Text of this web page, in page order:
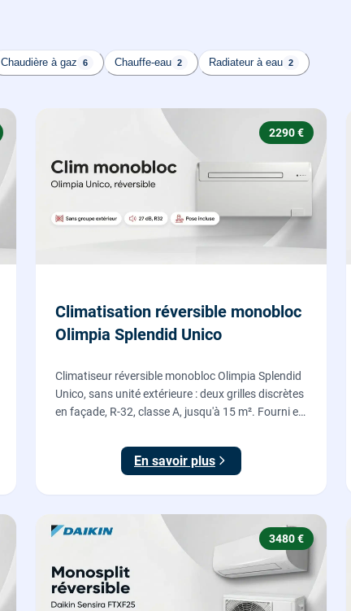
Chaudière à gaz 6 Chauffe-eau 2 Radiateur à eau 2
2290 €
Climatisation réversible monobloc
Olimpia Splendid Unico
Climatiseur réversible monobloc Olimpia Splendid
Unico, sans unité extérieure : deux grilles discrètes
en façade, R-32, classe A, jusqu'à 15 m². Fourni et
En savoir plus
3480 €